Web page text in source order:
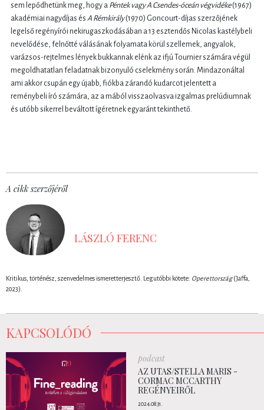
sem lepődhetünk meg, hogy a Péntek vagy A Csendes-óceán végvidéke(1967)
akadémiai nagydíjas és A Rémkirály(1970) Goncourt-díjas szerzőjének
legelső regényírói nekirugaszkodásában a 13 esztendős Nicolas kastélybeli
nevelődése, felnőtté válásának folyamata körül szellemek, angyalok,
varázsos-rejtelmes lények bukkannak elénk az ifjú Tournier számára végül
megoldhatatlan feladatnak bizonyuló cselekmény során. Mindazonáltal
ami akkor csupán egy újabb, fiókba zárandó kudarcot jelentett a
reménybeli író számára, az a mából visszaolvasva izgalmas prelúdiumnak
és utóbb sikerrel beváltott ígéretnek egyaránt tekinthető.
A cikk szerzőjéről
LÁSZLÓ FERENC
Kritikus, történész, szenvedelmes ismeretterjesztő. Legutóbbi kötete: Operettország(Jaffa,
2023).
KAPCSOLÓDÓ
podcast
AZ UTAS/STELLA MARIS -
CORMAC MCCARTHY
REGÉNYEIRŐL
2024.08.31.